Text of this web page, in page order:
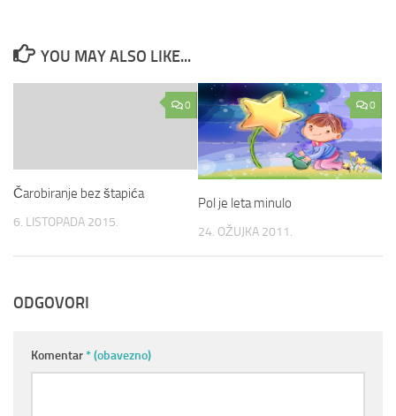
YOU MAY ALSO LIKE...
0
Čarobiranje bez štapića
6. LISTOPADA 2015.
0
Pol je leta minulo
24. OŽUJKA 2011.
ODGOVORI
Komentar* (obavezno)